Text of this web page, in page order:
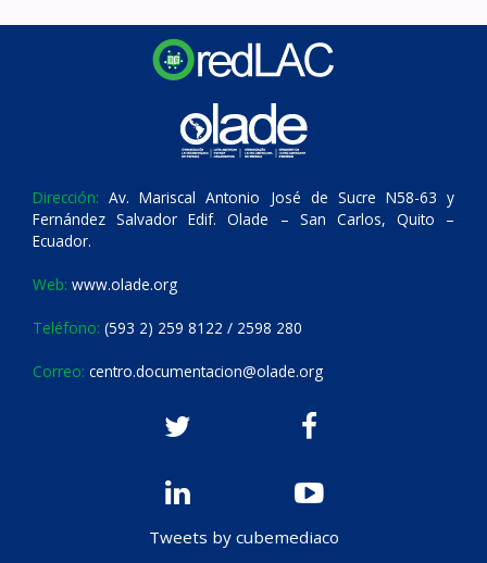
Dirección: Av. Mariscal Antonio José de Sucre N58-63 y
Fernández Salvador Edif. Olade – San Carlos, Quito –
Ecuador.
Web: www.olade.org
Teléfono: (593 2) 259 8122 / 2598 280
Correo: centro.documentacion@olade.org
Tweets by cubemediaco